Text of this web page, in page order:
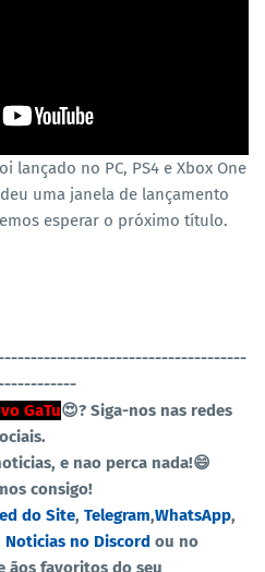
no PC, PS4 e Xbox One
uma janela de lançamento
esperar o próximo título.
-----------------------------------
GaTu😍? Siga-nos nas redes
e nao perca nada!😄
consigo!
do Site, Telegram,WhatsApp,
no Discord ou no
ãos favoritos do seu